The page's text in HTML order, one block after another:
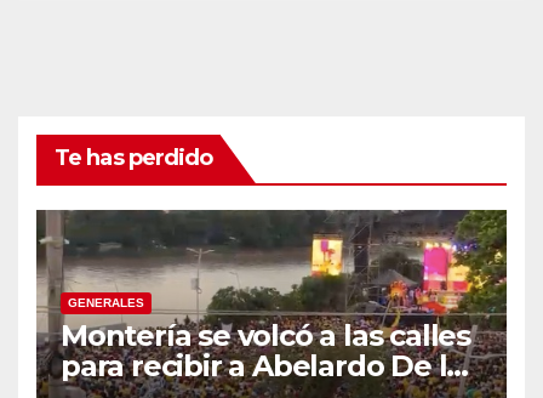
Te has perdido
GENERALES
Montería se volcó a las calles
para recibir a Abelardo De la